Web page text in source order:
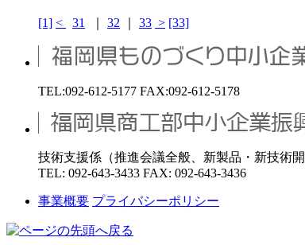
[1] < 31 32 33 > [33]
TEL:092-612-5177 FAX:092-612-5178
技術支援係（推進会議全般、新製品・新技術
TEL: 092-643-3433 FAX: 092-643-3436
事業概要 プライバシーポリシー